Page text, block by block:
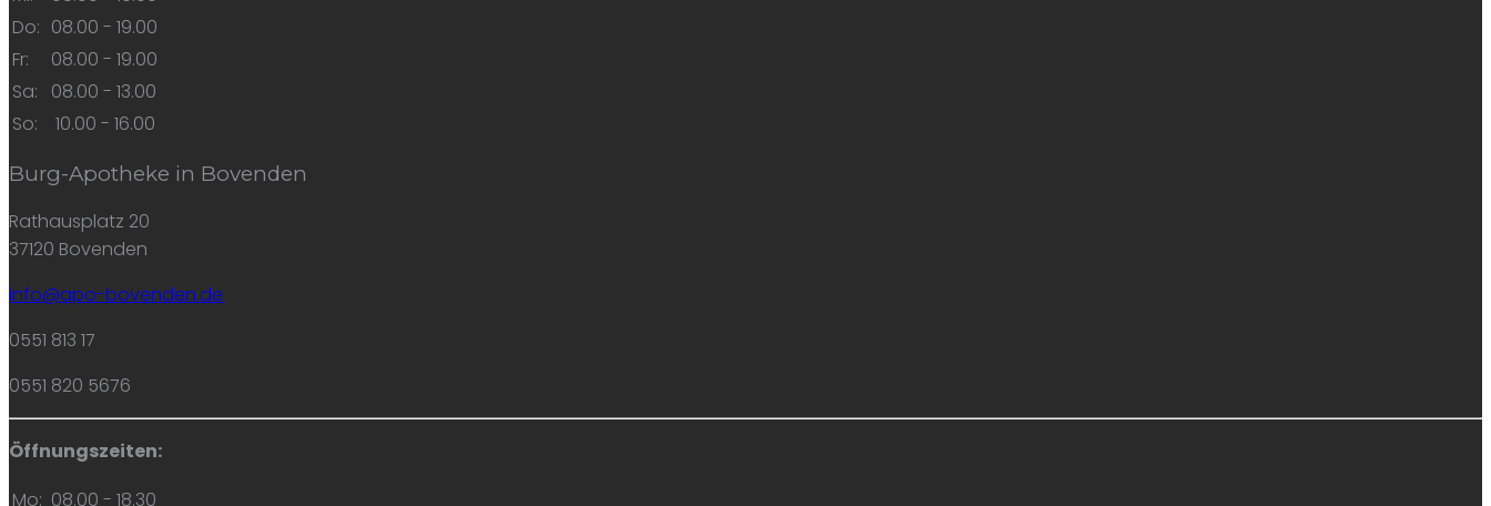
Do: 08.00 - 19.00
Fr:
08.00 - 19.00
Sa:
08.00 - 13.00
So:
10.00 - 16.00
Burg-Apotheke in Bovenden
Rathausplatz 20
37120 Bovenden
info@apo-bovenden.de
0551 813 17
0551 820 5676
Öffnungszeiten:
Mo: 08.00 - 18.30